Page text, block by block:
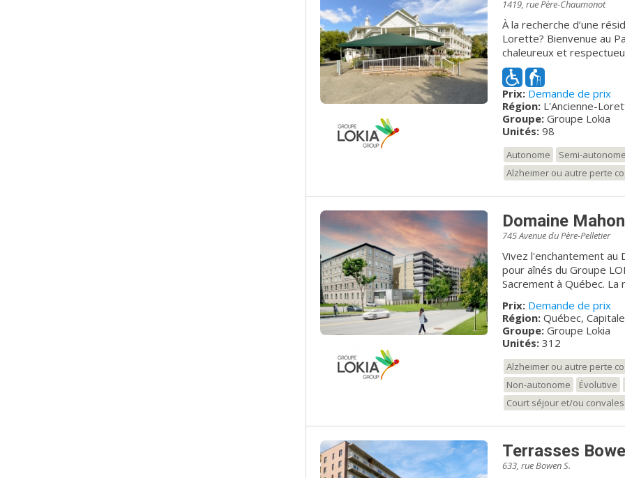
1419, rue Père-Chaumonot
À la recherche d’une
Lorette? Bienvenue au
chaleureux et
autonomes. Situé à 5 minutes du Méga Centre Ste-Foy, le Pavillon
des Mille Fleurs se
plusieurs commerces de
coiffure, etc.) et de
résidence prend racines
comptant plusieurs
été. Qu'importe la
divertissantes telles des
et des spectacles, pour
familiale, où le respect
accompagnons par des
connaissance! » -
Prix: Demande de prix
Région: L'Ancienne-
Groupe: Groupe Lokia
Unités:98
Autonome Semi-autonome
Alzheimer ou autre perte
Domaine
745 Avenue du Père-Pelletier
Vivez l'enchantement au
pour aînés du Groupe
Sacrement à Québec. La résidence offre 249 appartements
1/2 et 4-1/2 disponibles
seront également
destinée à accueillir des
stationnement
résidents. De multiples
Canada situé
de profiter des bienfaits
salle à manger avec
salle d’entraînement et
Prix: Demande de prix
Région: Québec,
Groupe: Groupe Lokia
Unités:312
Alzheimer ou autre perte
Non-autonome
Évolutive
Court séjour et/ou
Terrasses
633, rue Bowen S.